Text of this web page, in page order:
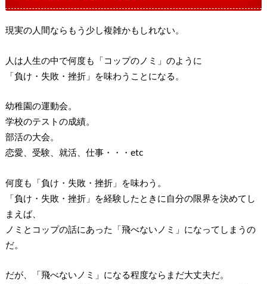
現実の人間ならもう少し複雑かもしれない。
人は人生の中で何度も「コップのノミ」のように
「負け・失敗・挫折」を味わうことになる。
幼稚園の運動会。
学校のテストの成績。
部活の大会。
恋愛、受験、就活、仕事・・・etc
何度も「負け・失敗・挫折」を味わう。
「負け・失敗・挫折」を経験したときに自分の限界を決めてし
まえば、
ノミとコップの話にあった「飛べないノミ」になってしまうの
だ。
だが、「飛べないノミ」になる程度ならまだ大丈夫だ。